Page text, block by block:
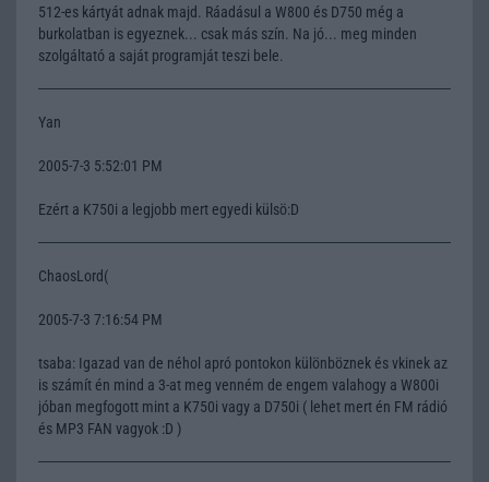
512-es kártyát adnak majd. Ráadásul a W800 és D750 még a
burkolatban is egyeznek... csak más szín. Na jó... meg minden
szolgáltató a saját programját teszi bele.
Yan
2005-7-3 5:52:01 PM
Ezért a K750i a legjobb mert egyedi külsö:D
ChaosLord(
2005-7-3 7:16:54 PM
tsaba: Igazad van de néhol apró pontokon különböznek és vkinek az
is számít én mind a 3-at meg venném de engem valahogy a W800i
jóban megfogott mint a K750i vagy a D750i ( lehet mert én FM rádió
és MP3 FAN vagyok :D )